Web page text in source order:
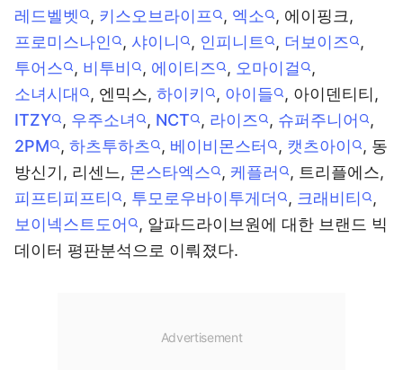
레드벨벳
, 키스오브라이프 , 엑소
, 에이핑크,
프로미스나인
, 샤이니 , 인피니트 , 더보이즈
,
투어스
, 비투비 , 에이티즈 , 오마이걸
,
소녀시대
, 엔믹스, 하이키 , 아이들
, 아이덴티티,
ITZY
, 우주소녀 , NCT , 라이즈 , 슈퍼주니어
,
2PM
, 하츠투하츠 , 베이비몬스터 , 캣츠아이
, 동
방신기, 리센느, 몬스타엑스 , 케플러
, 트리플에스,
피프티피프티
, 투모로우바이투게더 , 크래비티
,
보이넥스트도어
, 알파드라이브원에 대한 브랜드 빅
데이터 평판분석으로 이뤄졌다.